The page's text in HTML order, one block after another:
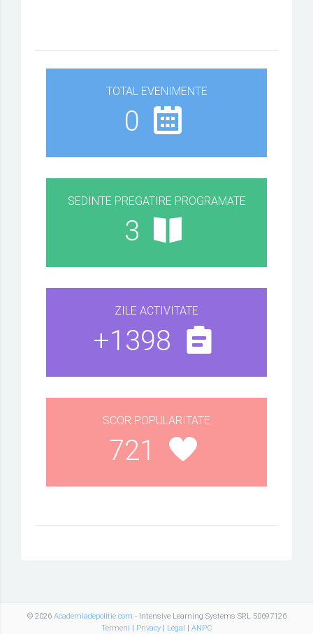
TOTAL EVENIMENTE
0
SEDINTE PREGATIRE PROGRAMATE
3
ZILE ACTIVITATE
+1398
SCOR POPULARITATE
721
© 2026 Academiadepolitie.com - Intensive Learning Systems SRL 50697126
Termeni | Privacy| Legal | ANPC